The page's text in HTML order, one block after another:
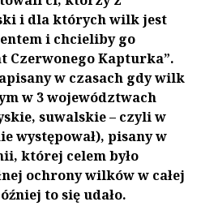
i dla których wilk jest
i chcieliby go
Czerwonego Kapturka”.
w czasach gdy wilk
w 3 województwach
suwalskie – czyli w
występował), pisany w
której celem było
ochrony wilków w całej
to się udało.